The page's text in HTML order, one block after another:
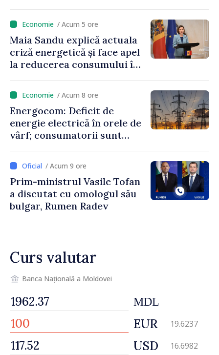
niciun stat”
/ Acum 5 ore
Maia Sandu explică actuala
criză energetică și face apel
la reducerea consumului în
putem menține prețurile la
un nivel mai mic”
/ Acum 8 ore
Energocom: Deficit de
energie electrică în orele de
vârf; consumatorii sunt
/ Acum 9 ore
Prim-ministrul Vasile Tofan
a discutat cu omologul său
bulgar, Rumen Radev
Curs valutar
Banca Națională a Moldovei
MDL
EUR 19.6237
USD 16.6982